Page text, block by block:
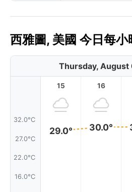
西雅圖, 美國 今日每
Thursday, August
32.0°C
27.0°C
22.0°C
16.0°C
15
29.0°
16
30.0°